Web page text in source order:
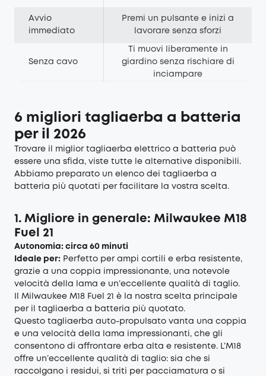
Avvio
immediato
Premi un pulsante e inizi a
lavorare senza sforzi
Senza cavo
Ti muovi liberamente in
giardino senza rischiare di
inciampare
6 migliori tagliaerba a batteria
per il 2026
Trovare il miglior tagliaerba elettrico a batteria può
essere una sfida, viste tutte le alternative disponibili.
Abbiamo preparato un elenco dei tagliaerba a
batteria più quotati per facilitare la vostra scelta.
1. Migliore in generale: Milwaukee M18
Fuel 21
Autonomia: circa 60 minuti
Ideale per: Perfetto per ampi cortili e erba resistente,
grazie a una coppia impressionante, una notevole
velocità della lama e un’eccellente qualità di taglio.
Il Milwaukee M18 Fuel 21 è la nostra scelta principale
per il tagliaerba a batteria più quotato.
Questo tagliaerba auto-propulsato vanta una coppia
e una velocità della lama impressionanti, che gli
consentono di affrontare erba alta e resistente. L’M18
offre un’eccellente qualità di taglio: sia che si
raccolgano i residui, si triti per pacciamatura o si